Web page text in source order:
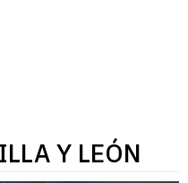
Y LEÓN